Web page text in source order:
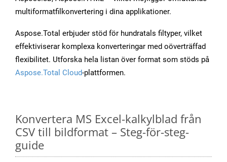
multiformatfilkonvertering i dina applikationer.
Aspose.Total erbjuder stöd för hundratals filtyper, vilket
effektiviserar komplexa konverteringar med oöverträffad
flexibilitet. Utforska hela listan över format som stöds på
Aspose.Total Cloud-plattformen.
Konvertera MS Excel-kalkylblad från
CSV till bildformat – Steg-för-steg-
guide